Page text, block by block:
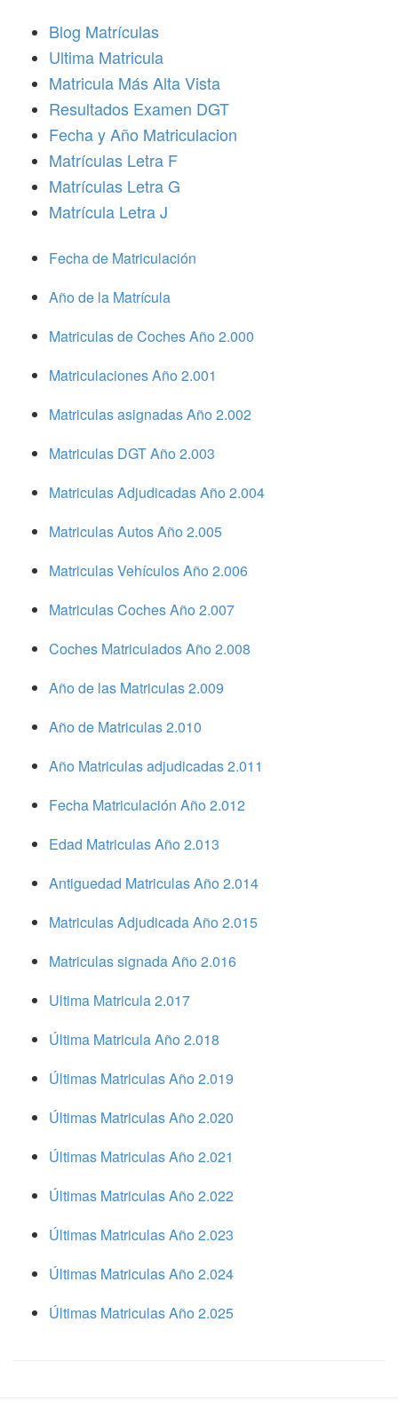
Blog Matrículas
Ultima Matricula
Matricula Más Alta Vista
Resultados Examen DGT
Fecha y Año Matriculacion
Matrículas Letra F
Matrículas Letra G
Matrícula Letra J
Fecha de Matriculación
Año de la Matrícula
Matriculas de Coches Año 2.000
Matriculaciones Año 2.001
Matriculas asignadas Año 2.002
Matriculas DGT Año 2.003
Matriculas Adjudicadas Año 2.004
Matriculas Autos Año 2.005
Matriculas Vehículos Año 2.006
Matriculas Coches Año 2.007
Coches Matriculados Año 2.008
Año de las Matriculas 2.009
Año de Matriculas 2.010
Año Matriculas adjudicadas 2.011
Fecha Matriculación Año 2.012
Edad Matriculas Año 2.013
Antiguedad Matriculas Año 2.014
Matriculas Adjudicada Año 2.015
Matriculas signada Año 2.016
Ultima Matricula 2.017
Última Matricula Año 2.018
Últimas Matriculas Año 2.019
Últimas Matriculas Año 2.020
Últimas Matriculas Año 2.021
Últimas Matriculas Año 2.022
Últimas Matriculas Año 2.023
Últimas Matriculas Año 2.024
Últimas Matriculas Año 2.025